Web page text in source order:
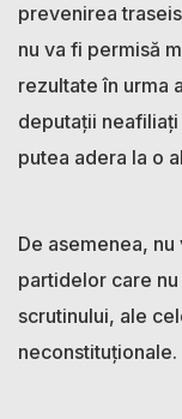
prevenirea
nu va fi permisă
rezultate în urma
deputații
putea adera la o
De asemenea,
partidelor care
scrutinului, ale
neconstituționale.